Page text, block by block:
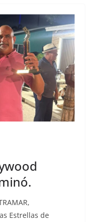
Estrellas de